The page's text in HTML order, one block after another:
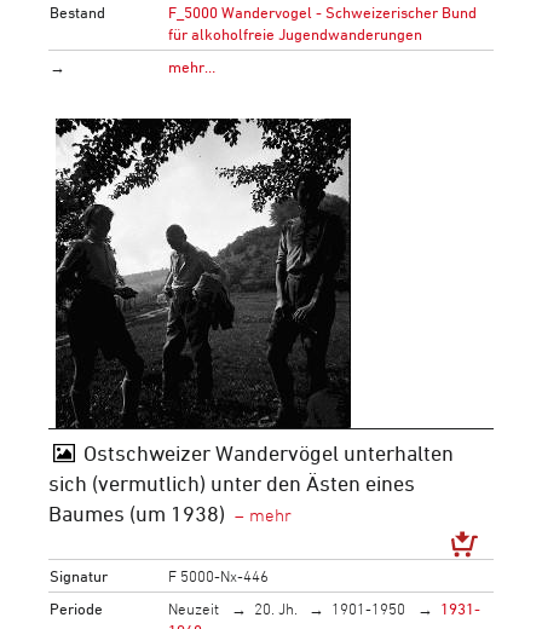
Bestand
F_5000 Wandervogel - Schweizerischer Bund
für alkoholfreie Jugendwanderungen
→
mehr…
Ostschweizer Wandervögel unterhalten
sich (vermutlich) unter den Ästen eines
Baumes (um 1938)
Signatur
F 5000-Nx-446
Periode
Neuzeit 20. Jh. 1901-1950
1931-